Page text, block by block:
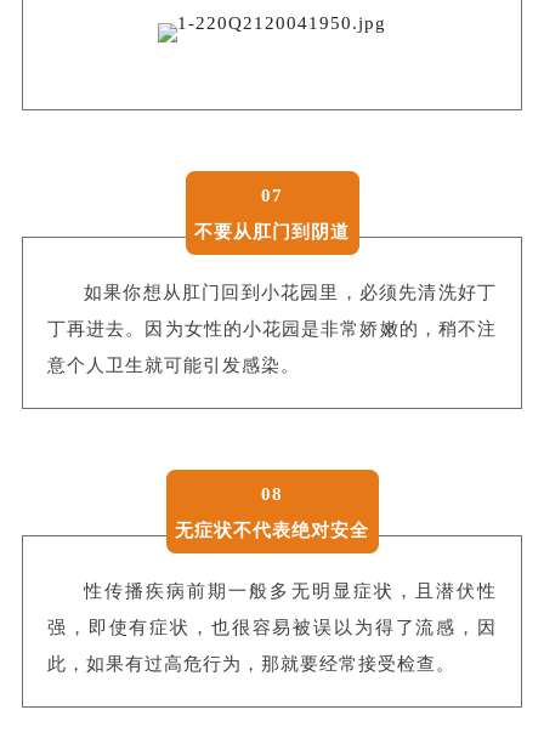
07
不要从肛门到阴道
如果你想从肛门回到小花园里，必须先清洗好丁
丁再进去。 因为女性的小花园是非常娇嫩的，稍不注
意个人卫生就可能引发感染。
08
无症状不代表绝对安全
性传播疾病前期一般多无明显症状，且潜伏性
强，即使有症状，也很容易被误以为得了流感，因
此，如果有过高危行为，那就要经常接受检查。